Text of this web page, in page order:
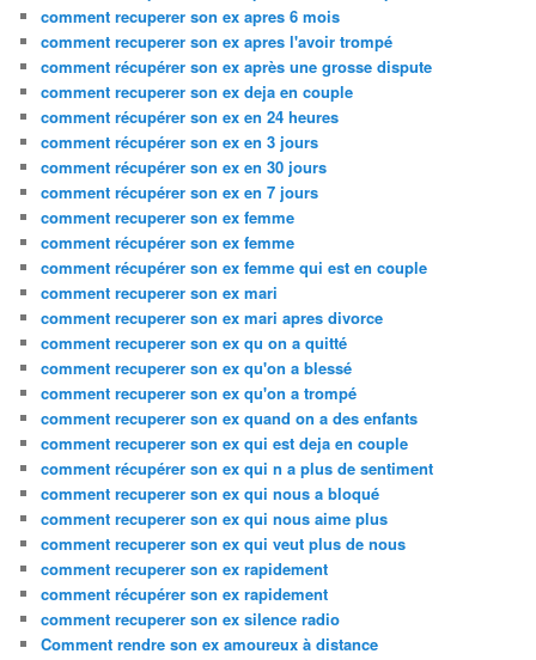
comment recuperer son ex apres 6 mois
comment recuperer son ex apres l'avoir trompé
comment récupérer son ex après une grosse dispute
comment recuperer son ex deja en couple
comment récupérer son ex en 24 heures
comment récupérer son ex en 3 jours
comment récupérer son ex en 30 jours
comment récupérer son ex en 7 jours
comment recuperer son ex femme
comment récupérer son ex femme
comment récupérer son ex femme qui est en couple
comment recuperer son ex mari
comment recuperer son ex mari apres divorce
comment recuperer son ex qu on a quitté
comment recuperer son ex qu'on a blessé
comment recuperer son ex qu'on a trompé
comment recuperer son ex quand on a des enfants
comment recuperer son ex qui est deja en couple
comment récupérer son ex qui n a plus de sentiment
comment recuperer son ex qui nous a bloqué
comment recuperer son ex qui nous aime plus
comment recuperer son ex qui veut plus de nous
comment recuperer son ex rapidement
comment récupérer son ex rapidement
comment recuperer son ex silence radio
Comment rendre son ex amoureux à distance